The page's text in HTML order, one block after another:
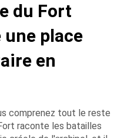
du Fort
place
en
comprenez tout le reste
raconte les batailles